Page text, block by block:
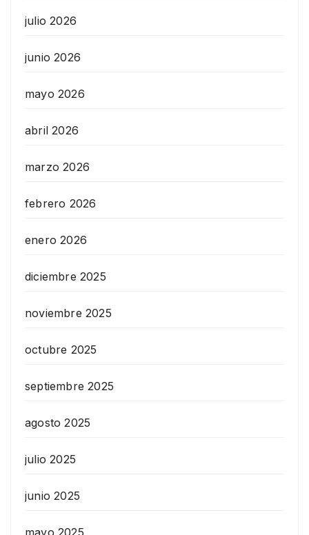
julio 2026
junio 2026
mayo 2026
abril 2026
marzo 2026
febrero 2026
enero 2026
diciembre 2025
noviembre 2025
octubre 2025
septiembre 2025
agosto 2025
julio 2025
junio 2025
mayo 2025